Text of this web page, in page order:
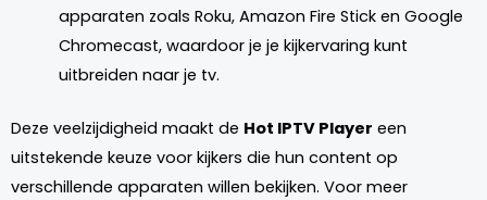
apparaten zoals Roku, Amazon Fire Stick en Google
Chromecast, waardoor je je kijkervaring kunt
uitbreiden naar je tv.
Deze veelzijdigheid maakt de Hot IPTV Player een
uitstekende keuze voor kijkers die hun content op
verschillende apparaten willen bekijken. Voor meer